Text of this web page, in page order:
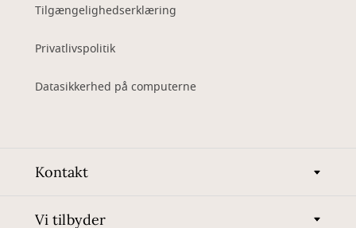
Tilgængelighedserklæring
Privatlivspolitik
Datasikkerhed på computerne
Kontakt
Vi tilbyder